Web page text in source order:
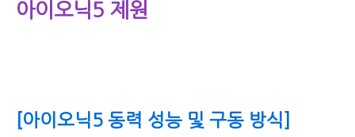
아이오닉5 제원
[아이오닉5 동력 성능 및 구동 방식]